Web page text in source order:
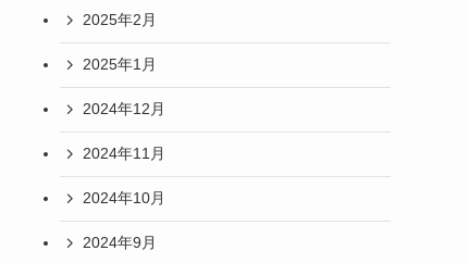
2025年2月
2025年1月
2024年12月
2024年11月
2024年10月
2024年9月